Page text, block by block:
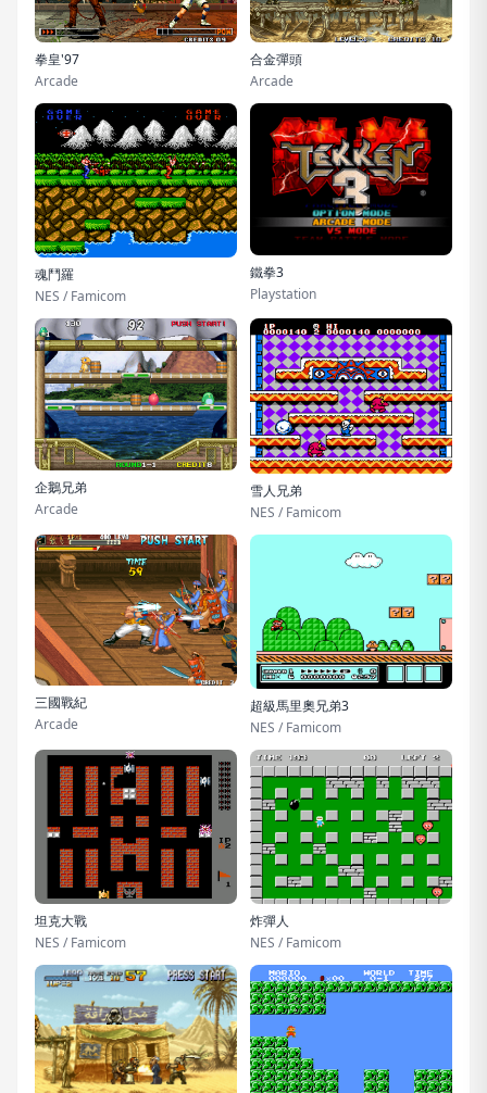
拳皇'97
Arcade
合金彈頭
Arcade
魂鬥羅
NES / Famicom
鐵拳3
Playstation
企鵝兄弟
Arcade
雪人兄弟
NES / Famicom
三國戰紀
Arcade
超級馬里奧兄弟3
NES / Famicom
坦克大戰
NES / Famicom
炸彈人
NES / Famicom